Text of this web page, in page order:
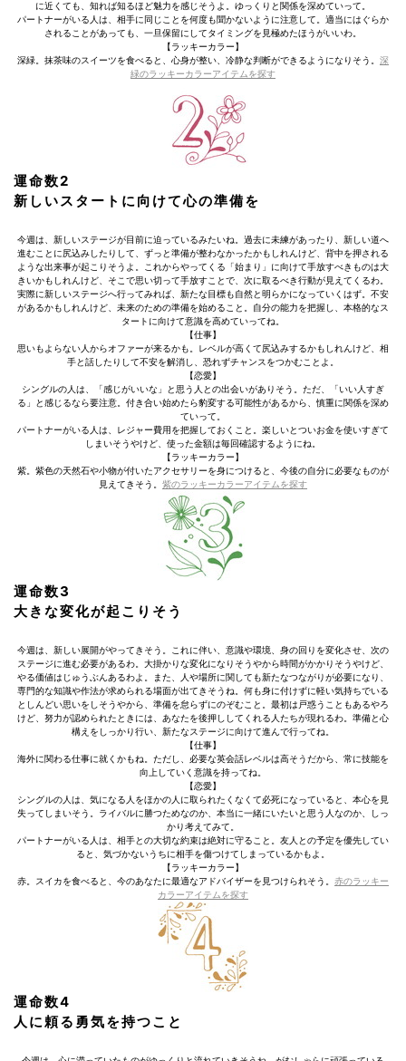
に近くても、知れば知るほど魅力を感じそうよ。ゆっくりと関係を深めていって。
パートナーがいる人は、相手に同じことを何度も聞かないように注意して。適当にはぐらか
されることがあっても、一旦保留にしてタイミングを見極めたほうがいいわ。
【ラッキーカラー】
深緑。抹茶味のスイーツを食べると、心身が整い、冷静な判断ができるようになりそう。 深
緑のラッキーカラーアイテムを探す
運命数2
新しいスタートに向けて心の準備を
今週は、新しいステージが目前に迫っているみたいね。過去に未練があったり、新しい道へ
進むことに尻込みしたりして、ずっと準備が整わなかったかもしれんけど、背中を押される
ような出来事が起こりそうよ。これからやってくる「始まり」に向けて手放すべきものは大
きいかもしれんけど、そこで思い切って手放すことで、次に取るべき行動が見えてくるわ。
実際に新しいステージへ行ってみれば、新たな目標も自然と明らかになっていくはず。不安
があるかもしれんけど、未来のための準備を始めること。自分の能力を把握し、本格的なス
タートに向けて意識を高めていってね。
【仕事】
思いもよらない人からオファーが来るかも。レベルが高くて尻込みするかもしれんけど、相
手と話したりして不安を解消し、恐れずチャンスをつかむことよ。
【恋愛】
シングルの人は、「感じがいいな」と思う人との出会いがありそう。ただ、「いい人すぎ
る」と感じるなら要注意。付き合い始めたら豹変する可能性があるから、慎重に関係を深め
ていって。
パートナーがいる人は、レジャー費用を把握しておくこと。楽しいとついお金を使いすぎて
しまいそうやけど、使った金額は毎回確認するようにね。
【ラッキーカラー】
紫。紫色の天然石や小物が付いたアクセサリーを身につけると、今後の自分に必要なものが
見えてきそう。 紫のラッキーカラーアイテムを探す
運命数3
大きな変化が起こりそう
今週は、新しい展開がやってきそう。これに伴い、意識や環境、身の回りを変化させ、次の
ステージに進む必要があるわ。大掛かりな変化になりそうやから時間がかかりそうやけど、
やる価値はじゅうぶんあるわよ。また、人や場所に関しても新たなつながりが必要になり、
専門的な知識や作法が求められる場面が出てきそうね。何も身に付けずに軽い気持ちでいる
としんどい思いをしそうやから、準備を怠らずにのぞむこと。最初は戸惑うこともあるやろ
けど、努力が認められたときには、あなたを後押ししてくれる人たちが現れるわ。準備と心
構えをしっかり行い、新たなステージに向けて進んで行ってね。
【仕事】
海外に関わる仕事に就くかもね。ただし、必要な英会話レベルは高そうだから、常に技能を
向上していく意識を持ってね。
【恋愛】
シングルの人は、気になる人をほかの人に取られたくなくて必死になっていると、本心を見
失ってしまいそう。ライバルに勝つためなのか、本当に一緒にいたいと思う人なのか、しっ
かり考えてみて。
パートナーがいる人は、相手との大切な約束は絶対に守ること。友人との予定を優先してい
ると、気づかないうちに相手を傷つけてしまっているかもよ。
【ラッキーカラー】
赤。スイカを食べると、今のあなたに最適なアドバイザーを見つけられそう。 赤のラッキー
カラーアイテムを探す
運命数4
人に頼る勇気を持つこと